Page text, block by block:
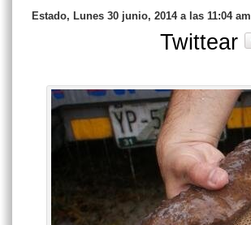
Estado, Lunes 30 junio, 2014 a las 11:04 am
Twittear